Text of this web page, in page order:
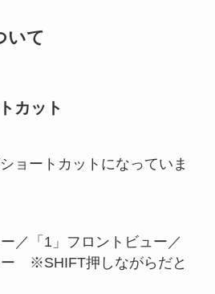
いて
カット
ョートカットになっていま
／「1」フロントビュー／
ー ※SHIFT押しながらだと